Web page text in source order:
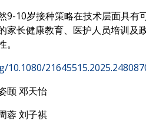
9-10岁接种策略在技术层面具
家长健康教育、医护人员培训
颐 邓天怡
蓉 刘子祺